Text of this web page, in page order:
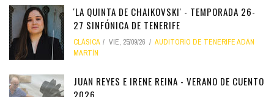
'LA QUINTA DE CHAIKOVSKI' - TEMPORADA 26-
27 SINFÓNICA DE TENERIFE
CLÁSICA VIE, 25/09/26
AUDITORIO DE TENERIFE ADÁN
MARTÍN
JUAN REYES E IRENE REINA - VERANO DE CUENTO